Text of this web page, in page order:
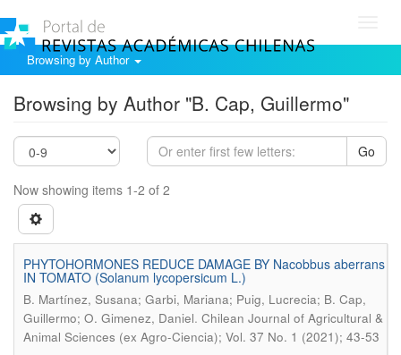
Browsing by Author
Browsing by Author "B. Cap, Guillermo"
Go
Now showing items 1-2 of 2
PHYTOHORMONES REDUCE DAMAGE BY Nacobbus aberrans
IN TOMATO (Solanum lycopersicum L.)
B. Martínez, Susana; Garbi, Mariana; Puig, Lucrecia; B. Cap,
Guillermo; O. Gimenez, Daniel. Chilean Journal of Agricultural &
Animal Sciences (ex Agro-Ciencia); Vol. 37 No. 1 (2021); 43-53